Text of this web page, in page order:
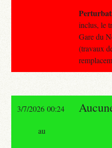
inclus, le
Gare du
(travaux
3/7/2026 00:24
au